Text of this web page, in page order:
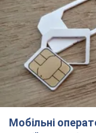
Мобільні